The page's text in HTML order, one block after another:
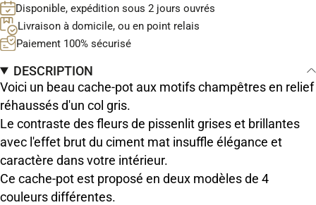
Disponible, expédition sous 2 jours ouvrés
Livraison à domicile, ou en point relais
Paiement 100% sécurisé
DESCRIPTION
Voici un beau cache-pot aux motifs champêtres en relief
réhaussés d'un col gris.
Le contraste des fleurs de pissenlit grises et brillantes
avec l'effet brut du ciment mat insuffle élégance et
caractère dans votre intérieur.
Ce cache-pot est proposé en deux modèles de 4
couleurs différentes.